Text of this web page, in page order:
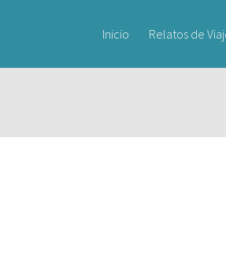
Inicio Relatos de